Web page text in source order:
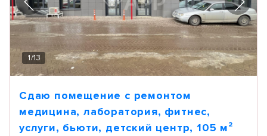
1/13
Сдаю помещение с ремонтом
медицина, лаборатория, фитнес,
услуги, бьюти, детский центр, 105 м²